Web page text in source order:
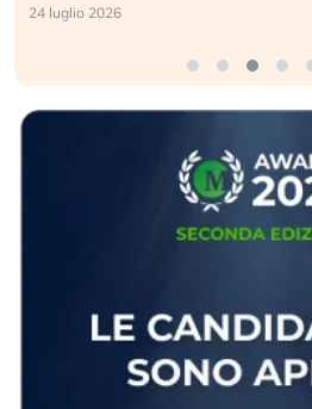
24 luglio 2026